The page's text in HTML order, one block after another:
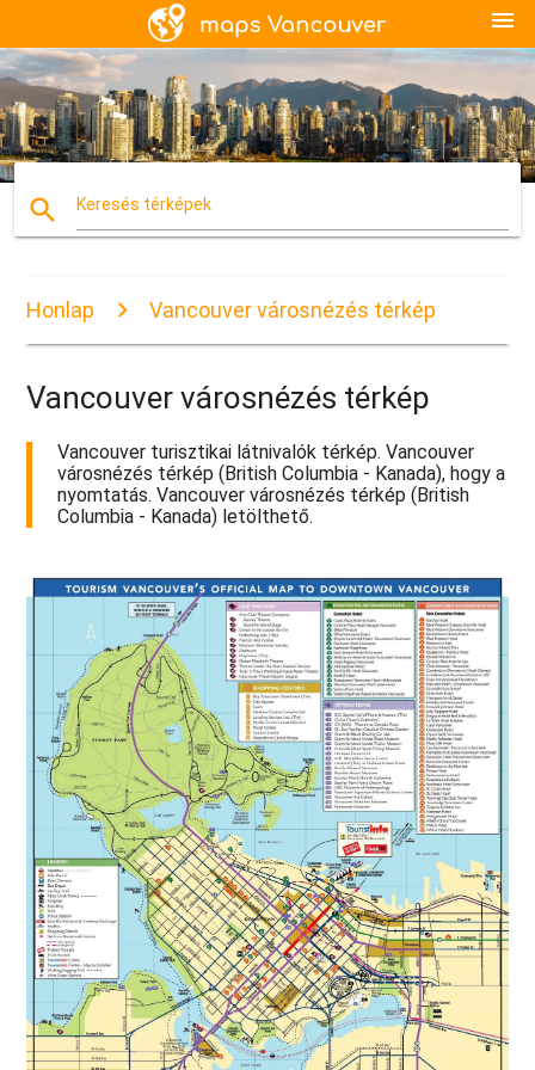
menu
search Keresés térképek
Honlap Vancouver városnézés térkép
Vancouver városnézés térkép
Vancouver turisztikai látnivalók térkép. Vancouver
városnézés térkép (British Columbia - Kanada), hogy a
nyomtatás. Vancouver városnézés térkép (British
Columbia - Kanada) letölthető.